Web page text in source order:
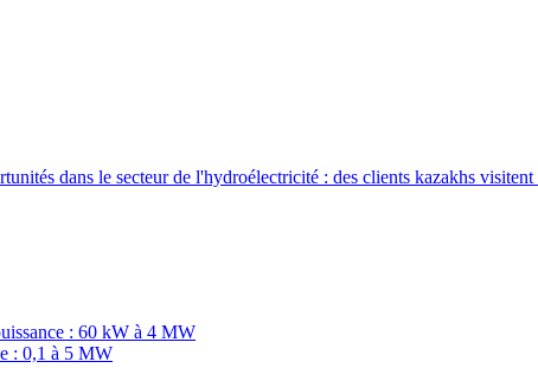
dans le secteur de l'hydroélectricité : des clients kazakhs visitent